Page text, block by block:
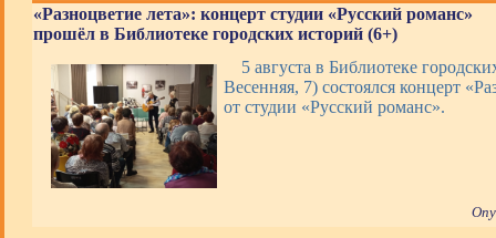
«Разноцветие лета»: концерт студии «Русский романс»
прошёл в Библиотеке городских историй (6+)
5 августа в Библиотеке
Весенняя, 7) состоялся концерт
от студии «Русский романс».